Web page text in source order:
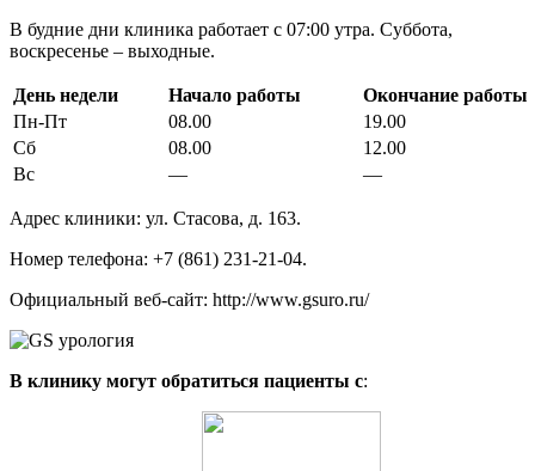
В будние дни клиника работает с 07:00 утра. Суббота,
воскресенье – выходные.
День недели Начало работы
Окончание работы
Пн-Пт
08.00
19.00
Сб
08.00
12.00
Вс
— —
Адрес клиники: ул. Стасова, д. 163.
Номер телефона: +7 (861) 231-21-04.
Официальный веб-сайт: http://www.gsuro.ru/
В клинику могут обратиться пациенты с: